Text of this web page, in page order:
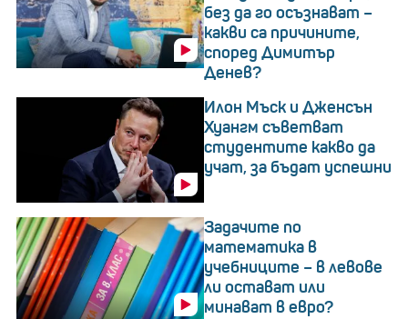
без да го осъзнават –
какви са причините,
според Димитър
Денев?
Илон Мъск и Дженсън
Хуангм съветват
студентите какво да
учат, за бъдат успешни
Задачите по
математика в
учебниците – в левове
ли остават или
минават в евро?